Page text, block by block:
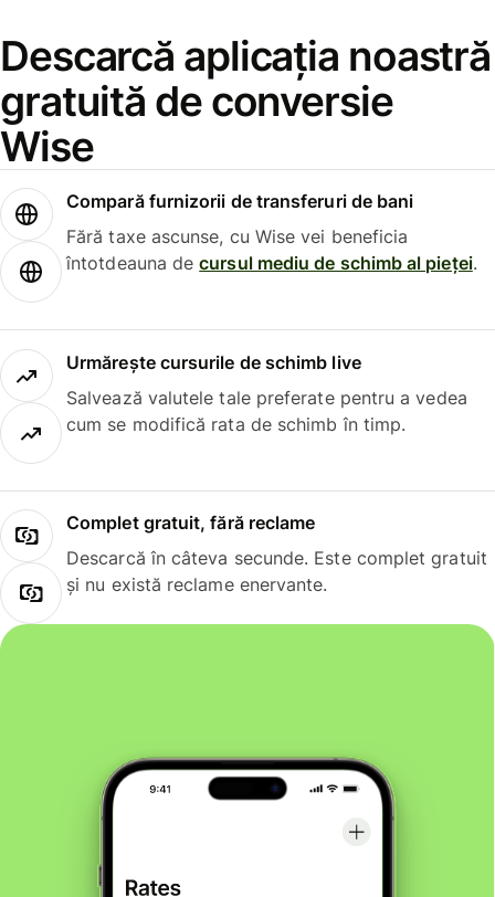
Descarcă aplicația noastră
gratuită de conversie
Wise
Compară furnizorii de transferuri de bani
Fără taxe ascunse, cu Wise vei beneficia
întotdeauna decursul mediu de schimb al pieței.
Urmărește cursurile de schimb live
Salvează valutele tale preferate pentru a vedea
cum se modifică rata de schimb în timp.
Complet gratuit, fără reclame
Descarcă în câteva secunde. Este complet gratuit
și nu există reclame enervante.